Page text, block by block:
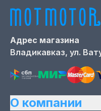
Адрес магазина
Владикавказ, ул.
О компании